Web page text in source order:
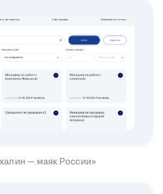
— маяк России»